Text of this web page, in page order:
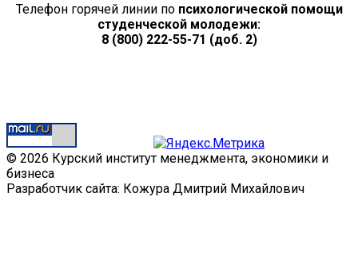
Телефон горячей линии попсихологической помощи
студенческой молодежи:
8 (800) 222-55-71 (доб. 2)
© 2026 Курский институт менеджмента, экономики и
бизнеса
Разработчик сайта: Кожура Дмитрий Михайлович